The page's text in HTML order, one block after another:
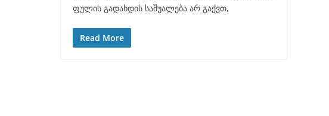
ფულის გადახდის საშუალება არ გაქვთ,
Read More